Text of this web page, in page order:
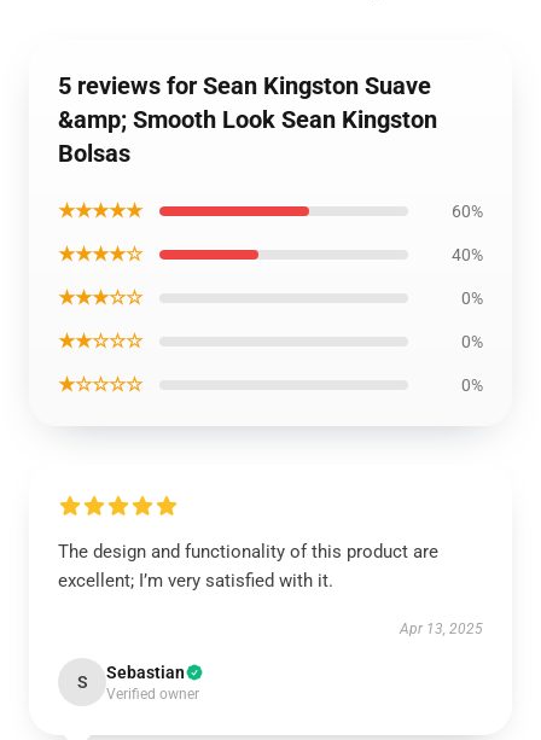
5 reviews for Sean Kingston Suave
&amp; Smooth Look Sean Kingston
Bolsas
★★★★★ 60%
★★★★☆ 40%
★★★☆☆ 0%
★★☆☆☆ 0%
★☆☆☆☆ 0%
The design and functionality of this product are
excellent; I’m very satisfied with it.
Apr 13, 2025
S Sebastian
Verified owner